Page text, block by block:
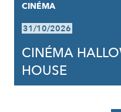
CINÉMA
31/10/2026
CINÉMA
HOUSE